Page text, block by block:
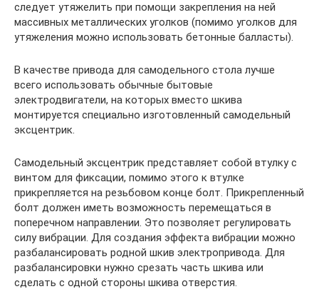
следует утяжелить при помощи закрепления на ней
массивных металлических уголков (помимо уголков для
утяжеления можно использовать бетонные балласты).
В качестве привода для самодельного стола лучше
всего использовать обычные бытовые
электродвигатели, на которых вместо шкива
монтируется специально изготовленный самодельный
эксцентрик.
Самодельный эксцентрик представляет собой втулку с
винтом для фиксации, помимо этого к втулке
прикрепляется на резьбовом конце болт. Прикрепленный
болт должен иметь возможность перемещаться в
поперечном направлении. Это позволяет регулировать
силу вибрации. Для создания эффекта вибрации можно
разбалансировать родной шкив электропривода. Для
разбалансировки нужно срезать часть шкива или
сделать с одной стороны шкива отверстия.